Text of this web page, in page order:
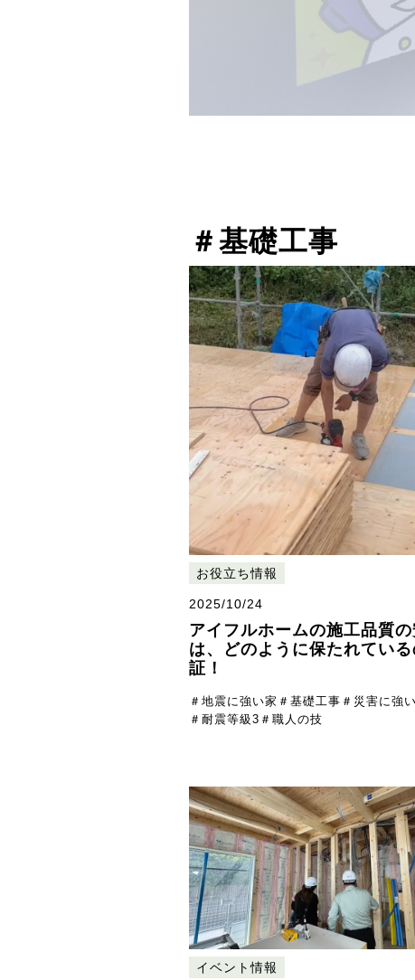
＃基礎工事
お役立ち情報
2025/10/24
アイフルホームの施工品質の
は、どのように保たれてい
証！
＃地震に強い家 ＃基礎工事 ＃災害に強い
＃耐震等級3 ＃職人の技
イベント情報